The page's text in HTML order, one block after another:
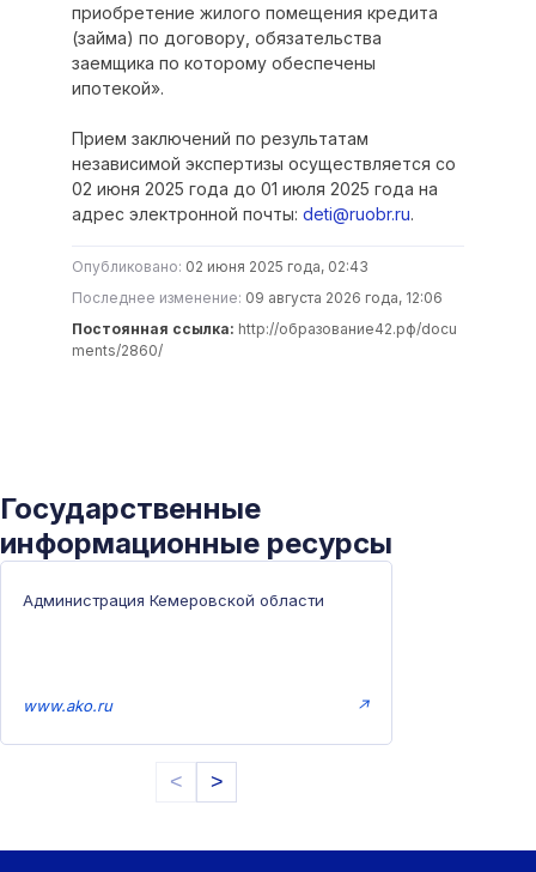
приобретение жилого помещения кредита
(займа) по договору, обязательства
заемщика по которому обеспечены
ипотекой».
Прием заключений по результатам
независимой экспертизы осуществляется со
02 июня 2025 года до 01 июля 2025 года на
адрес электронной почты: deti@ruobr.ru.
Опубликовано: 02 июня 2025 года, 02:43
Последнее изменение: 09 августа 2026 года, 12:06
Постоянная ссылка: http://образование42.рф/docu
ments/2860/
Государственные
информационные ресурсы
Администрация Кемеровской области
www.ako.ru ↗
< >